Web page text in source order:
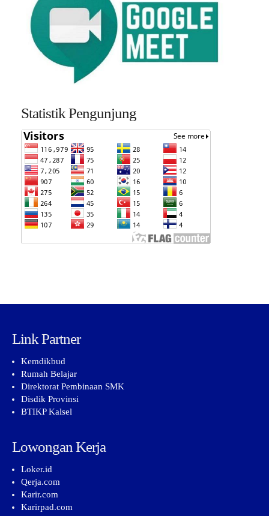
Statistik Pengunjung
Link Partner
Kemdikbud
Rumah Belajar
Direktorat Pembinaan SMK
Disdik Provinsi
BTIKP Kalsel
Lowongan Kerja
Loker.id
Qerja.com
Karir.com
Karirpad.com